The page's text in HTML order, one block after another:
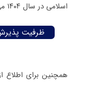
اسلامی در سال ۱۴۰۴ می‌توانید به لینک زیر مراجعه کنید:
ظرفیت
همچنین برای اطلاع